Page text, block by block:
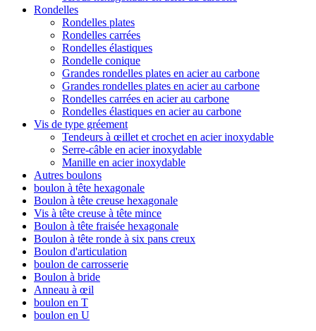
Rondelles
Rondelles plates
Rondelles carrées
Rondelles élastiques
Rondelle conique
Grandes rondelles plates en acier au carbone
Grandes rondelles plates en acier au carbone
Rondelles carrées en acier au carbone
Rondelles élastiques en acier au carbone
Vis de type gréement
Tendeurs à œillet et crochet en acier inoxydable
Serre-câble en acier inoxydable
Manille en acier inoxydable
Autres boulons
boulon à tête hexagonale
Boulon à tête creuse hexagonale
Vis à tête creuse à tête mince
Boulon à tête fraisée hexagonale
Boulon à tête ronde à six pans creux
Boulon d'articulation
boulon de carrosserie
Boulon à bride
Anneau à œil
boulon en T
boulon en U